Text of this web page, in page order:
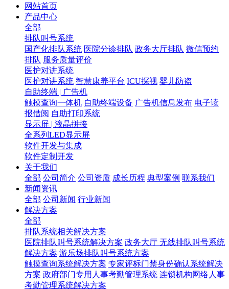
网站首页
产品中心
全部
排队叫号系统
国产化排队系统 医院分诊排队 政务大厅排队 微信预约
排队 服务质量评价
医护对讲系统
医护对讲系统 智慧康养平台 ICU探视 婴儿防盗
自助终端 | 广告机
触模查询一体机 自助终端设备 广告机信息发布 电子读
报借阅 自助打印系统
显示屏 | 液晶拼接
全系列LED显示屏
软件开发与集成
软件定制开发
关于我们
全部 公司简介 公司资质 成长历程 典型案例 联系我们
新闻资讯
全部 公司新闻 行业新闻
解决方案
全部
排队系统相关解决方案
医院排队叫号系统解决方案 政务大厅 无线排队叫号系统
解决方案 游乐场排队叫号系统方案
触摸查询系统解决方案 专家评标门禁身份确认系统解决
方案 政府部门专用人事考勤管理系统 连锁机构网络人事
考勤管理系统解决方案